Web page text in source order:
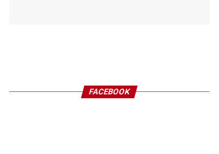
FACEBOOK